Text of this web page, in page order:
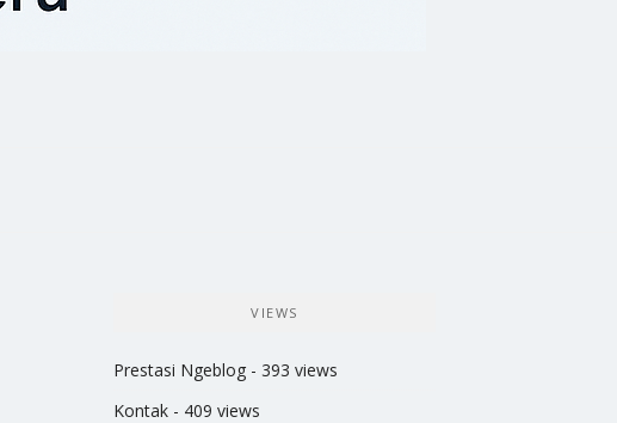
VIEWS
Prestasi Ngeblog - 393 views
Kontak - 409 views